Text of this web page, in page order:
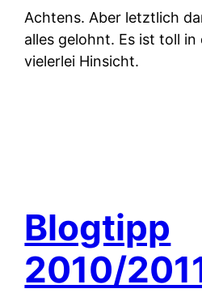
Achtens. Aber letztlich
alles gelohnt. Es ist toll in
vielerlei Hinsicht.
Blogtipp
2010/